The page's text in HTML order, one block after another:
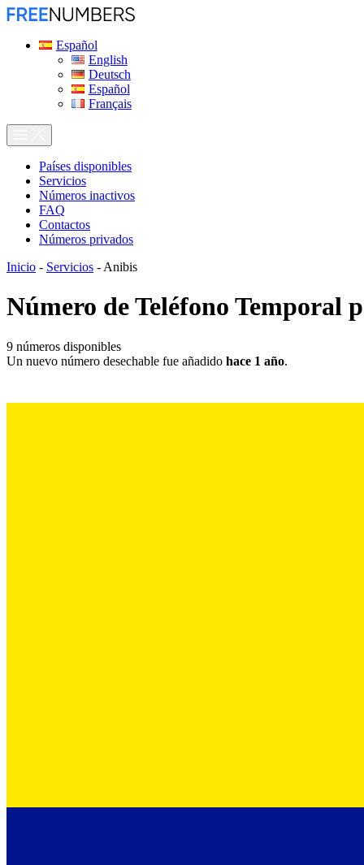
Español
English
Deutsch
Español
Français
Países disponibles
Servicios
Números inactivos
FAQ
Contactos
Números privados
Inicio - Servicios - Anibis
Número de Teléfono Temporal
9 números disponibles
Un nuevo número desechable fue añadido hace 1 año.